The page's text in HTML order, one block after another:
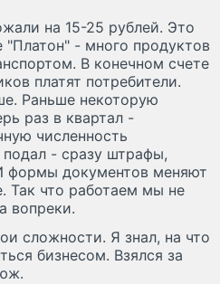
на 15-25 рублей. Это
"Платон" - много продуктов
В конечном счете
платят потребители.
Раньше некоторую
раз в квартал -
численность
- сразу штрафы,
формы документов меняют
Так что работаем мы не
вопреки.
сложности. Я знал, на что
бизнесом. Взялся за